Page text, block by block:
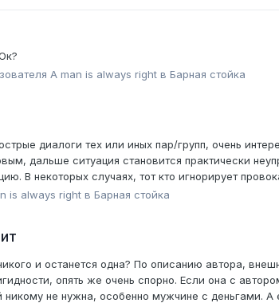
A man is always right в Барная стойка
диалоги тех или иных пар/групп, очень
дальше ситуация становится практически
В некоторых случаях, тот кто игнорирует
is always right в Барная стойка
и останется одна? По описанию автора,
опять же очень спорно. Если она с
не нужна, особенно мужчине с деньгами.